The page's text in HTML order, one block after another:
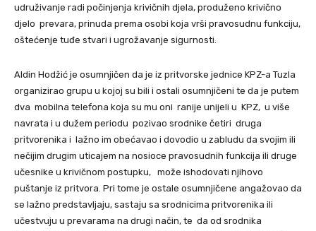
udruživanje radi počinjenja krivičnih djela, produženo krivično
djelo prevara, prinuda prema osobi koja vrši pravosudnu funkciju,
oštećenje tuđe stvari i ugrožavanje sigurnosti.
Aldin Hodžić je osumnjičen da je iz pritvorske jednice KPZ-a Tuzla
organizirao grupu u kojoj su bili i ostali osumnjičeni te da je putem
dva mobilna telefona koja su mu oni ranije unijeli u KPZ, u više
navrata i u dužem periodu pozivao srodnike četiri druga
pritvorenika i lažno im obećavao i dovodio u zabludu da svojim ili
nečijim drugim uticajem na nosioce pravosudnih funkcija ili druge
učesnike u krivičnom postupku, može ishodovati njihovo
puštanje iz pritvora. Pri tome je ostale osumnjičene angažovao da
se lažno predstavljaju, sastaju sa srodnicima pritvorenika ili
učestvuju u prevarama na drugi način, te da od srodnika